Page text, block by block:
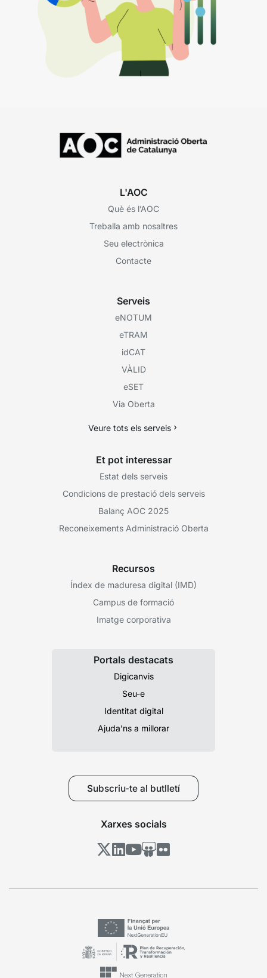
L'AOC
Què és l’AOC
Treballa amb nosaltres
Seu electrònica
Contacte
Serveis
eNOTUM
eTRAM
idCAT
VÀLID
eSET
Via Oberta
Veure tots els serveis
Et pot interessar
Estat dels serveis
Condicions de prestació dels serveis
Balanç AOC 2025
Reconeixements Administració Oberta
Recursos
Índex de maduresa digital (IMD)
Campus de formació
Imatge corporativa
Portals destacats
Digicanvis
Seu-e
Identitat digital
Ajuda’ns a millorar
Subscriu-te al butlletí
Xarxes socials